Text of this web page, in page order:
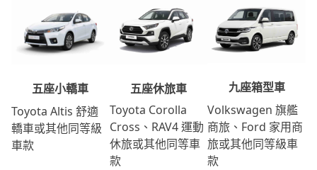
五座小轎車
Toyota Altis 舒適
轎車或其他同等級
車款
五座休旅車
Toyota Corolla
Cross、RAV4 運動
休旅或其他同等車
款
九座箱型車
Volkswagen 旗艦
商旅、Ford 家用商
旅或其他同等級車
款